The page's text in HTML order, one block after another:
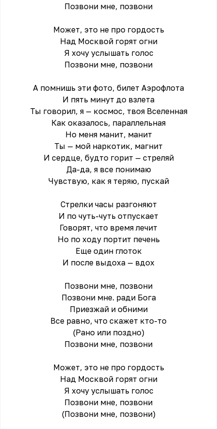
Позвони мне, позвони
Может, это не про гордость
Над Москвой горят огни
Я хочу услышать голос
Позвони мне, позвони
А помнишь эти фото, билет Аэрофлота
И пять минут до взлета
Ты говорил, я — космос, твоя Вселенная
Как оказалось, параллельная
Но меня манит, манит
Ты — мой наркотик, магнит
И сердце, будто горит — стреляй
Да-да, я все понимаю
Чувствую, как я теряю, пускай
Стрелки часы разгоняют
И по чуть-чуть отпускает
Говорят, что время лечит
Но по ходу портит печень
Еще один глоток
И после выдоха — вдох
Позвони мне, позвони
Позвони мне. ради Бога
Приезжай и обними
Все равно, что скажет кто-то
(Рано или поздно)
Позвони мне, позвони
Может, это не про гордость
Над Москвой горят огни
Я хочу услышать голос
Позвони мне, позвони
(Позвони мне, позвони)